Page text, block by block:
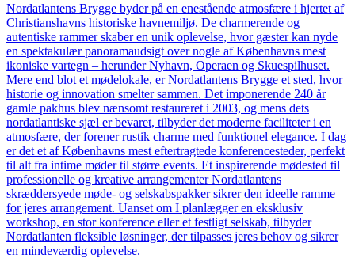
Nordatlantens Brygge byder på en enestående atmosfære i hjertet af
Christianshavns historiske havnemiljø. De charmerende og
autentiske rammer skaber en unik oplevelse, hvor gæster kan nyde
en spektakulær panoramaudsigt over nogle af Københavns mest
ikoniske vartegn – herunder Nyhavn, Operaen og Skuespilhuset.
Mere end blot et mødelokale, er Nordatlantens Brygge et sted, hvor
historie og innovation smelter sammen. Det imponerende 240 år
gamle pakhus blev nænsomt restaureret i 2003, og mens dets
nordatlantiske sjæl er bevaret, tilbyder det moderne faciliteter i en
atmosfære, der forener rustik charme med funktionel elegance. I dag
er det et af Københavns mest eftertragtede konferencesteder, perfekt
til alt fra intime møder til større events. Et inspirerende mødested til
professionelle og kreative arrangementer Nordatlantens
skræddersyede møde- og selskabspakker sikrer den ideelle ramme
for jeres arrangement. Uanset om I planlægger en eksklusiv
workshop, en stor konference eller et festligt selskab, tilbyder
Nordatlanten fleksible løsninger, der tilpasses jeres behov og sikrer
en mindeværdig oplevelse.